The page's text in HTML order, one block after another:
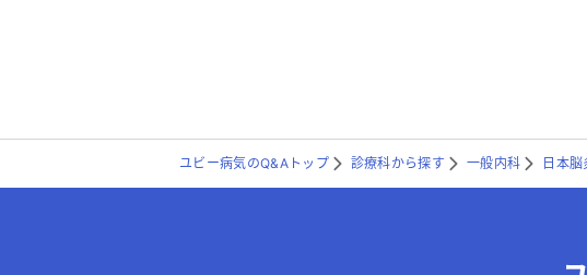
ユビー病気のQ&Aトップ 診療科から探す 一般内科 日本脳